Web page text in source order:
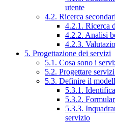
utente
4.2. Ricerca
4.2.1. Ricerca
4.2.2. Analisi
4.2.3.
5. Progettazione dei servizi
5.1. Cosa sono i
5.2. Progettare
5.3. Definire il
5.3.1.
5.3.2.
5.3.3.
servizio